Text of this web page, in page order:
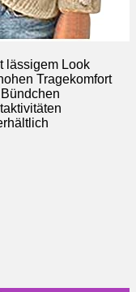
lässigem Look
Tragekomfort